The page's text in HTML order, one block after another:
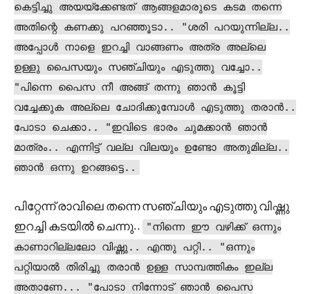
കെട്ടിച്ചു അയയ്ക്കേണ്ടത് ആങ്ങളമാരുടെ കടമ തന്നെ
അതിന്റെ കണക്കു പറഞ്ഞൂടാ.. "ശരി പറയുന്നില്ല..
അപ്പോൾ നാളെ ഇറച്ചി വാങ്ങണം അത്ര അല്ലെ
ഉള്ളു പൈസയും സഞ്ചിയും എടുത്തു വച്ചോ..
"പിന്നെ പൈസ നീ അങ്ങ് തന്നു ഞാൻ കൂട്ടി
വച്ചേക്കുക അല്ലെ ചോദിക്കുമ്പോൾ എടുത്തു തരാൻ..
പോടാ ചെക്കാ.. "ഇവിടെ ഭാരം ചുമക്കാൻ ഞാൻ
മാത്രം.. എന്നിട്ട് വല്ല വിലയും ഉണ്ടോ അതുമില്ല..
ഞാൻ ഒന്നു ഉറങ്ങട്ടെ..
പിറ്റേന്ന് രാവിലെ തന്നെ സഞ്ചിയും എടുത്തു വിഷ്ണു
ഇറച്ചി കടയിൽ ചെന്നു..
"നിന്നെ ഈ വഴിക്ക് ഒന്നും
കാണാറില്ലലോ വിഷ്ണു.. എന്തു പറ്റി.. "ഒന്നും
പറ്റിയാൽ തിരിച്ചു തരാൻ ഉള്ള സാമ്പത്തികം ഇല്ല
അതാണേ... "പോടാ നിന്നോട് ഞാൻ പൈസ